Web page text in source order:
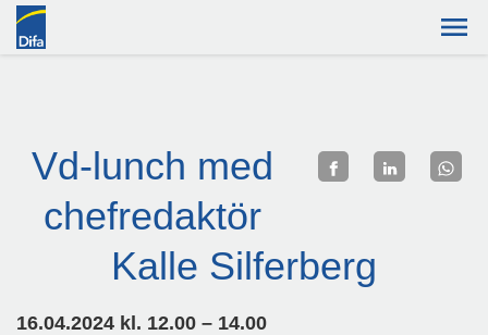
Vd-lunch med
chefredaktör
Kalle Silferberg
16.04.2024 kl. 12.00 – 14.00